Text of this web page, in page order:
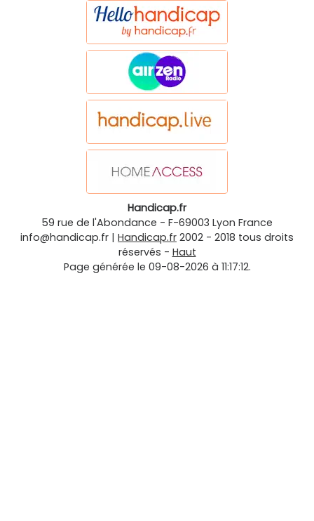
Handicap.fr
59 rue de l'Abondance - F-69003 Lyon France
info@handicap.fr | Handicap.fr 2002 - 2018 tous droits
réservés - Haut
Page générée le 09-08-2026 à 11:17:12.